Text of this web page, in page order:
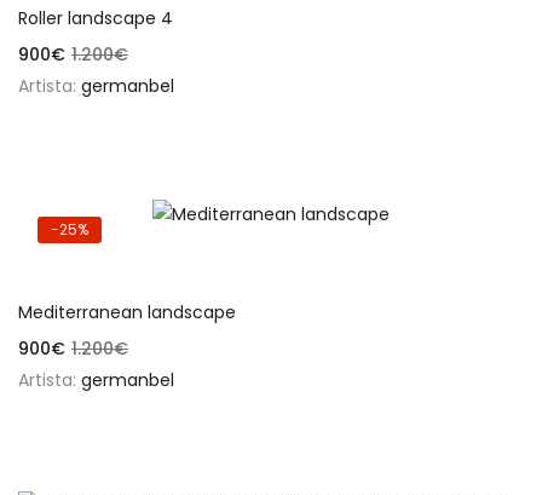
Roller landscape 4
900€ 1.200€
Artista: germanbel
-25%
Mediterranean landscape
900€ 1.200€
Artista: germanbel